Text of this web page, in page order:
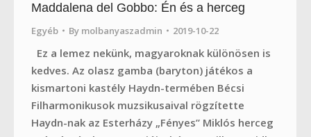
Maddalena del Gobbo: Én és a herceg
Egyéb By molbanyaszadmin 2019-10-22
Ez a lemez nekünk, magyaroknak különösen is
kedves. Az olasz gamba (baryton) játékos a
kismartoni kastély Haydn-termében Bécsi
Filharmonikusok muzsikusaival rögzítette
Haydn-nak az Esterházy „Fényes” Miklós herceg